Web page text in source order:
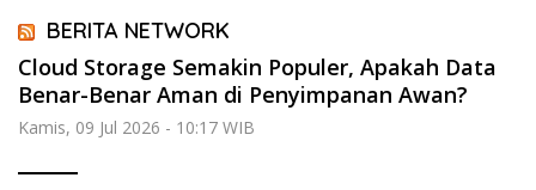
BERITA NETWORK
Cloud Storage Semakin Populer, Apakah Data
Benar-Benar Aman di Penyimpanan Awan?
Kamis, 09 Jul 2026 - 10:17 WIB